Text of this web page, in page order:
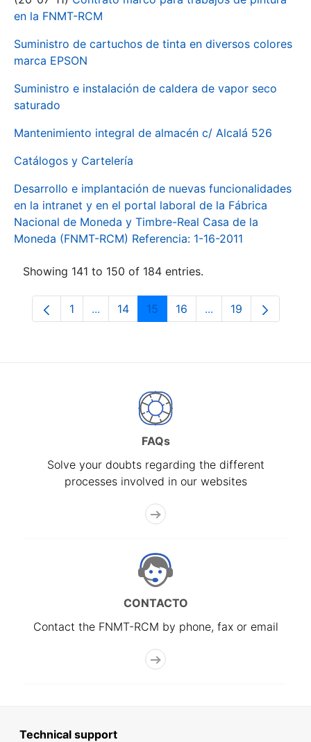
en la FNMT-RCM
Suministro de cartuchos de tinta en diversos colores
marca EPSON
Suministro e instalación de caldera de vapor seco
saturado
Mantenimiento integral de almacén c/ Alcalá 526
Catálogos y Cartelería
Desarrollo e implantación de nuevas funcionalidades
en la intranet y en el portal laboral de la Fábrica
Nacional de Moneda y Timbre-Real Casa de la
Moneda (FNMT-RCM) Referencia: 1-16-2011
Showing 141 to 150 of 184 entries.
Page
1 ...Intermediate Pages Use TAB to navigate.
Page
14 Page
15 Page
16 ...Intermediate
Page
19
FAQs
Solve your doubts regarding the different
processes involved in our websites
CONTACTO
Contact the FNMT-RCM by phone, fax or email
Technical support